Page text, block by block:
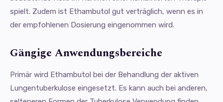
spielt. Zudem ist Ethambutol gut verträglich, wenn es in
der empfohlenen Dosierung eingenommen wird.
Gängige Anwendungsbereiche
Primär wird Ethambutol bei der Behandlung der aktiven
Lungentuberkulose eingesetzt. Es kann auch bei anderen,